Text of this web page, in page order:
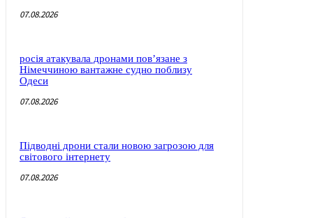
07.08.2026
росія атакувала дронами пов’язане з
Німеччиною вантажне судно поблизу
Одеси
07.08.2026
Підводні дрони стали новою загрозою для
світового інтернету
07.08.2026